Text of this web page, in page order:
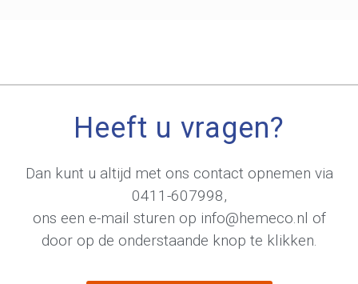
Heeft u vragen?
Dan kunt u altijd met ons contact opnemen via
0411-607998,
ons een e-mail sturen op info@hemeco.nl of
door op de onderstaande knop te klikken.